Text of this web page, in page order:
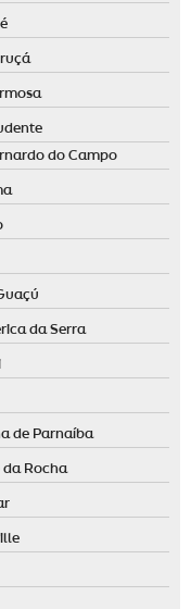
do Campo
da Serra
de Parnaíba
da Rocha